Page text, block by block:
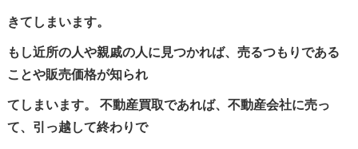
きてしまいます。
もし近所の人や親戚の人に見つかれば、売るつもりである
ことや販売価格が知られ
てしまいます。 不動産買取であれば、不動産会社に売っ
て、引っ越して終わりで